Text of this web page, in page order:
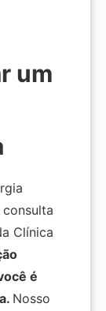
um
Clínica
é
Nosso